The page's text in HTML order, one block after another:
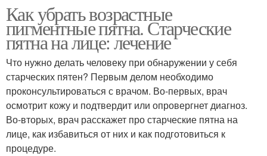
Как убрать возрастные
пигментные пятна. Старческие
пятна на лице: лечение
Что нужно делать человеку при обнаружении у себя
старческих пятен? Первым делом необходимо
проконсультироваться с врачом. Во-первых, врач
осмотрит кожу и подтвердит или опровергнет диагноз.
Во-вторых, врач расскажет про старческие пятна на
лице, как избавиться от них и как подготовиться к
процедуре.